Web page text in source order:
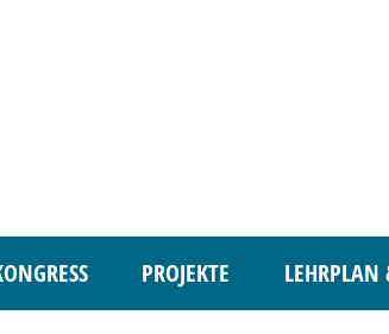
PROJEKTE